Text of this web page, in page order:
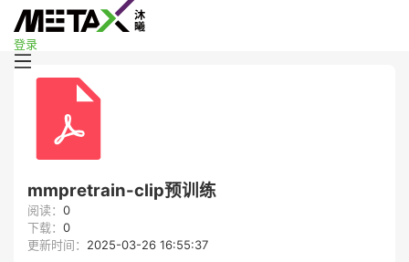
登录
mmpretrain-clip预训练
阅读： 0
下载： 0
更新时间： 2025-03-26 16:55:37